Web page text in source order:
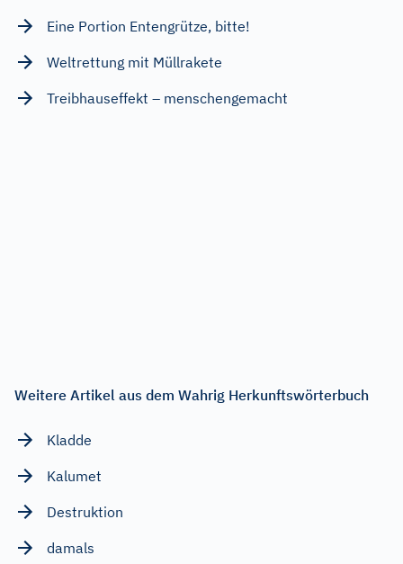
Eine Portion Entengrütze, bitte!
Weltrettung mit Müllrakete
Treibhauseffekt – menschengemacht
Weitere Artikel aus dem Wahrig Herkunftswörterbuch
Kladde
Kalumet
Destruktion
damals